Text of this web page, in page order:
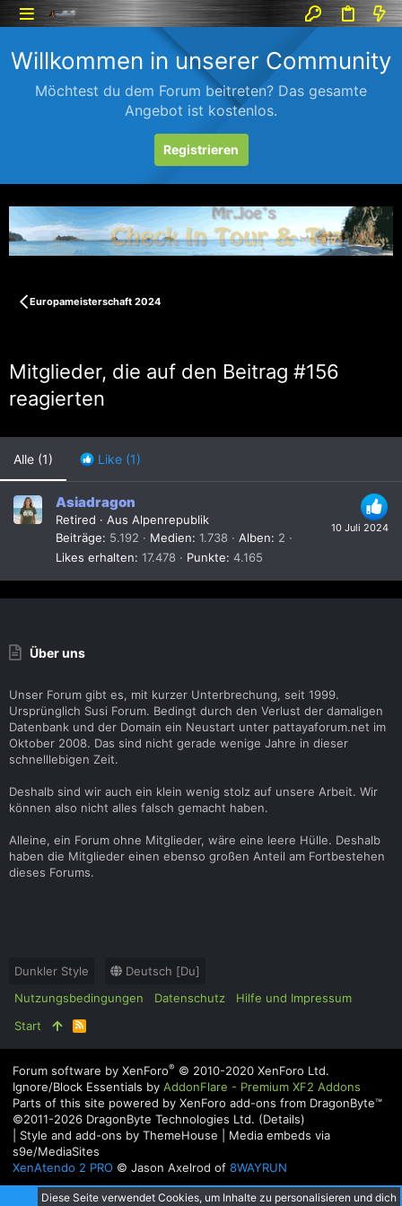
Willkommen in unserer Community
Möchtest du dem Forum beitreten? Das gesamte
Angebot ist kostenlos.
Registrieren
Europameisterschaft 2024
Mitglieder, die auf den Beitrag #156
reagierten
Alle (1) Like (1)
10 Juli 2024
Asiadragon
Retired · Aus Alpenrepublik
Beiträge
5.192 Medien 1.738 Alben
2
Likes erhalten 17.478 Punkte 4.165
Über uns
Unser Forum gibt es, mit kurzer Unterbrechung, seit 1999.
Ursprünglich Susi Forum. Bedingt durch den Verlust der damaligen
Datenbank und der Domain ein Neustart unter pattayaforum.net im
Oktober 2008. Das sind nicht gerade wenige Jahre in dieser
schnelllebigen Zeit.
Deshalb sind wir auch ein klein wenig stolz auf unsere Arbeit. Wir
können also nicht alles falsch gemacht haben.
Alleine, ein Forum ohne Mitglieder, wäre eine leere Hülle. Deshalb
haben die Mitglieder einen ebenso großen Anteil am Fortbestehen
dieses Forums.
Dunkler Style
Deutsch [Du]
Nutzungsbedingungen
Datenschutz
Hilfe und Impressum
Start
R
S
Forum software by XenForo® © 2010-2020 XenForo Ltd.
Ignore/Block Essentials by AddonFlare - Premium XF2 Addons
Parts of this site powered by XenForo add-ons from DragonByte™
©2011-2026 DragonByte Technologies Ltd. (Details)
Style and add-ons by ThemeHouse
Media embeds via
s9e/MediaSites
XenAtendo 2 PRO © Jason Axelrod of 8WAYRUN
Diese Seite verwendet Cookies, um Inhalte zu personalisieren und dich